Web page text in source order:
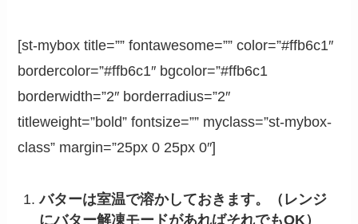
[st-mybox title=”” fontawesome=”” color=”#ffb6c1″
bordercolor=”#ffb6c1″ bgcolor=”#ffb6c1
borderwidth=”2″ borderradius=”2″
titleweight=”bold” fontsize=”” myclass=”st-mybox-
class” margin=”25px 0 25px 0″]
バターは室温で溶かしておきます。（レンジ
にバター解凍モードがあればそれでもOK）